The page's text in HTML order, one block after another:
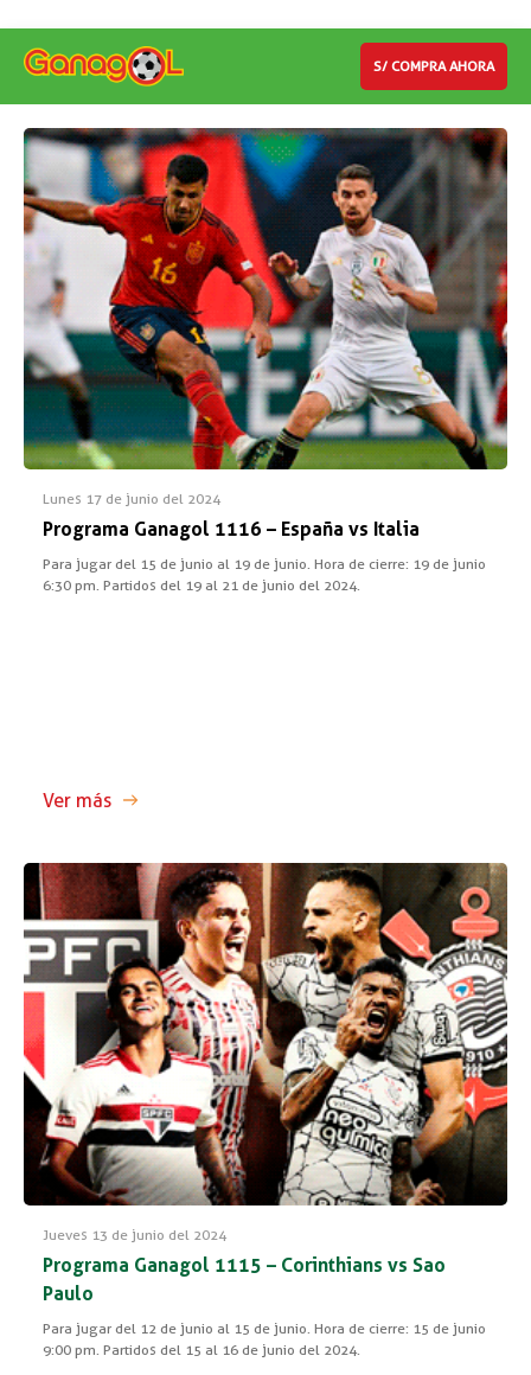
S/ COMPRA AHORA
Lunes 17 de junio del 2024
Programa Ganagol 1116 – España vs Italia
Para jugar del 15 de junio al 19 de junio. Hora de cierre: 19 de junio
6:30 pm. Partidos del 19 al 21 de junio del 2024.
Ver más
Jueves 13 de junio del 2024
Programa Ganagol 1115 – Corinthians vs Sao
Paulo
Para jugar del 12 de junio al 15 de junio. Hora de cierre: 15 de junio
9:00 pm. Partidos del 15 al 16 de junio del 2024.